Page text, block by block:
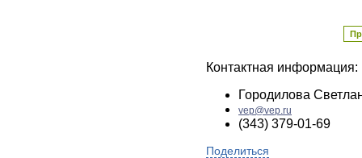
Контактная информация:
Городилова
vep@vep.ru
(343) 379-01-69
Поделиться